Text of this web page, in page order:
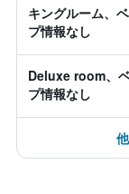
キングルーム、
プ情報なし
Deluxe room、
プ情報なし